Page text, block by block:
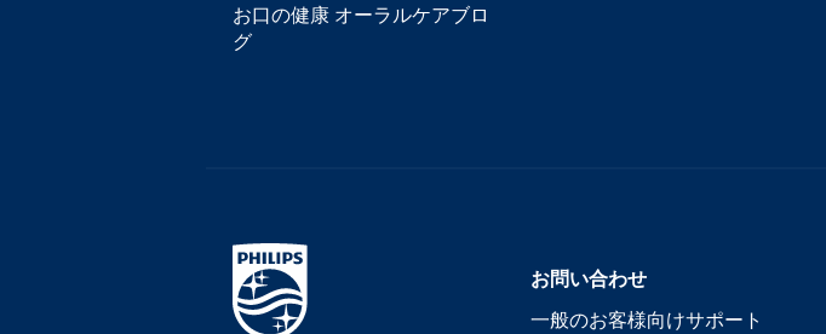
お口の健康 オーラルケアブロ
グ
お問い合わせ
一般のお客様向けサポート